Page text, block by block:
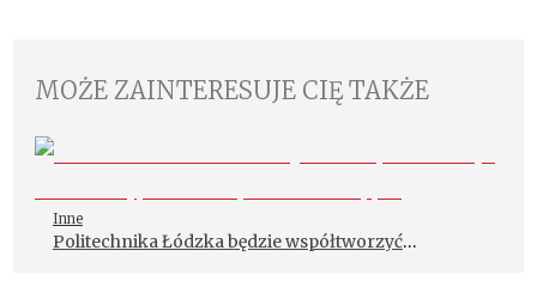
MOŻE ZAINTERESUJE CIĘ TAKŻE
Inne
Politechnika Łódzka będzie współtworzyć